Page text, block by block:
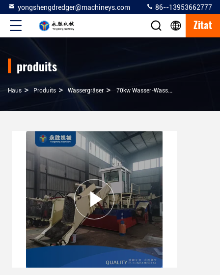
yongshengdredger@machineys.com 86--13953662777
Zitat
produits
Haus > Produits > Wassergräser > 70kw Wasser-Wasser-Wurst-Harvester Verwendet, Um Zu Sammeln Und Zu Reinigen Fluss-Wasserpflanzen-Harvester